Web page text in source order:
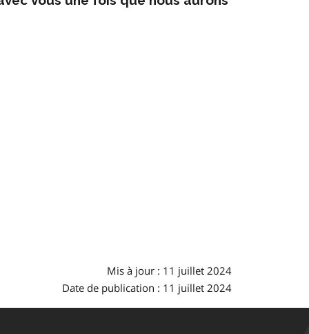
Mis à jour : 11 juillet 2024
Date de publication : 11 juillet 2024